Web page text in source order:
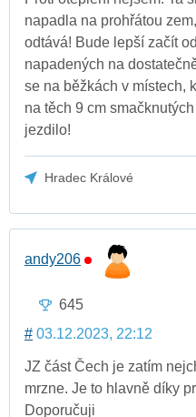
napadla na prohřátou
odtává! Bude lepší začít
napadených na
se na běžkách v místech,
na těch 9 cm
jezdilo!
Hradec Králové
andy206
645
# 03.12.2023, 22:12
JZ část Čech je zatím
mrzne. Je to hlavně díky
Doporučuji